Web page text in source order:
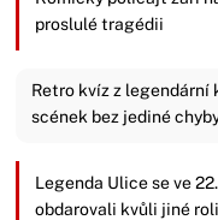
proslulé tragédii
Retro kvíz z legendární
scének bez jediné
Legenda Ulice se ve
obdarovali kvůli jiné roli